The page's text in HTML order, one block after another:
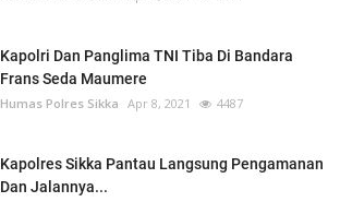
Kapolri Dan Panglima TNI Tiba Di Bandara
Frans Seda Maumere
Humas Polres Sikka Apr 8, 2021 4487
Kapolres Sikka Pantau Langsung Pengamanan
Dan Jalannya...